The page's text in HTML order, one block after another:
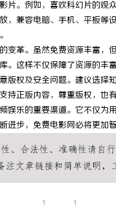
片。例如，喜欢科幻片的观
，兼容电脑、手机、平板
变革。虽然免费资源丰富
。这样不仅保障了资源的丰
版权及安全问题。建议选
持正版内容，尊重版权，也
娱乐的重要渠道。它不仅
进步，免费电影网必将更加
1 1
贝净 AC 国际医疗实验